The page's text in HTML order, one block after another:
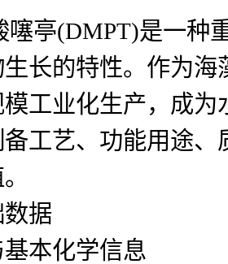
噻亭(DMPT)是一种
长的特性。作为
工业化生产，成
工艺、功能用途
据
本化学信息